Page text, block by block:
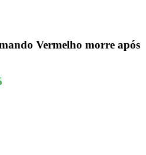
Vermelho morre após